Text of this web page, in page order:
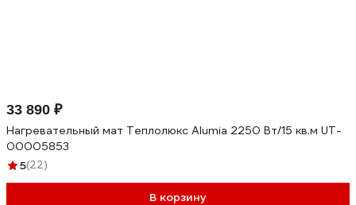
33 890 ₽
Нагревательный мат Теплолюкс Alumia 2250 Вт/15 кв.м UT-
00005853
5(22)
В корзину